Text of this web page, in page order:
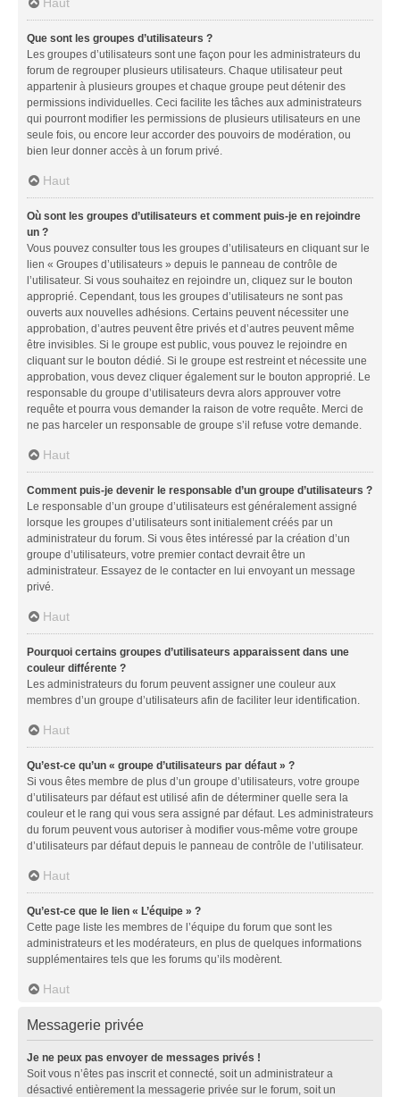
Que sont les groupes d’utilisateurs ?
Les groupes d’utilisateurs sont une façon pour les administrateurs du
forum de regrouper plusieurs utilisateurs. Chaque utilisateur peut
appartenir à plusieurs groupes et chaque groupe peut détenir des
permissions individuelles. Ceci facilite les tâches aux administrateurs
qui pourront modifier les permissions de plusieurs utilisateurs en une
seule fois, ou encore leur accorder des pouvoirs de modération, ou
bien leur donner accès à un forum privé.
Haut
Où sont les groupes d’utilisateurs et comment puis-je en rejoindre
un ?
Vous pouvez consulter tous les groupes d’utilisateurs en cliquant sur le
lien « Groupes d’utilisateurs » depuis le panneau de contrôle de
l’utilisateur. Si vous souhaitez en rejoindre un, cliquez sur le bouton
approprié. Cependant, tous les groupes d’utilisateurs ne sont pas
ouverts aux nouvelles adhésions. Certains peuvent nécessiter une
approbation, d’autres peuvent être privés et d’autres peuvent même
être invisibles. Si le groupe est public, vous pouvez le rejoindre en
cliquant sur le bouton dédié. Si le groupe est restreint et nécessite une
approbation, vous devez cliquer également sur le bouton approprié. Le
responsable du groupe d’utilisateurs devra alors approuver votre
requête et pourra vous demander la raison de votre requête. Merci de
ne pas harceler un responsable de groupe s’il refuse votre demande.
Haut
Comment puis-je devenir le responsable d’un groupe d’utilisateurs ?
Le responsable d’un groupe d’utilisateurs est généralement assigné
lorsque les groupes d’utilisateurs sont initialement créés par un
administrateur du forum. Si vous êtes intéressé par la création d’un
groupe d’utilisateurs, votre premier contact devrait être un
administrateur. Essayez de le contacter en lui envoyant un message
privé.
Haut
Pourquoi certains groupes d’utilisateurs apparaissent dans une
couleur différente ?
Les administrateurs du forum peuvent assigner une couleur aux
membres d’un groupe d’utilisateurs afin de faciliter leur identification.
Haut
Qu’est-ce qu’un « groupe d’utilisateurs par défaut » ?
Si vous êtes membre de plus d’un groupe d’utilisateurs, votre groupe
d’utilisateurs par défaut est utilisé afin de déterminer quelle sera la
couleur et le rang qui vous sera assigné par défaut. Les administrateurs
du forum peuvent vous autoriser à modifier vous-même votre groupe
d’utilisateurs par défaut depuis le panneau de contrôle de l’utilisateur.
Haut
Qu’est-ce que le lien « L’équipe » ?
Cette page liste les membres de l’équipe du forum que sont les
administrateurs et les modérateurs, en plus de quelques informations
supplémentaires tels que les forums qu’ils modèrent.
Haut
Messagerie privée
Je ne peux pas envoyer de messages privés !
Soit vous n’êtes pas inscrit et connecté, soit un administrateur a
désactivé entièrement la messagerie privée sur le forum, soit un